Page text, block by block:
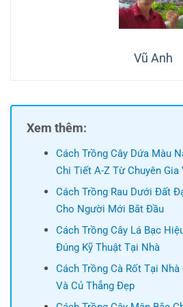
Vũ Anh
Xem thêm:
Cách Trồng Cây Dứa Màu
Chi Tiết A-Z Từ Chuyên Gia
Cách Trồng Rau Dưới Đất
Cho Người Mới Bắt Đầu
Cách Trồng Cây Lá Bạc
Đúng Kỹ Thuật Tại Nhà
Cách Trồng Cà Rốt Tại
Và Củ Thẳng Đẹp